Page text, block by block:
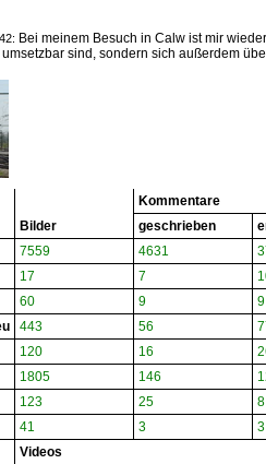
Bei meinem Besuch in Calw ist mir
umsetzbar sind, sondern sich außerdem
Bilder
Kommentare
geschrieben
7559 4631
17 7
60 9 9
443 56
120 16
1805 146
123 25 8
41 3 3
Videos